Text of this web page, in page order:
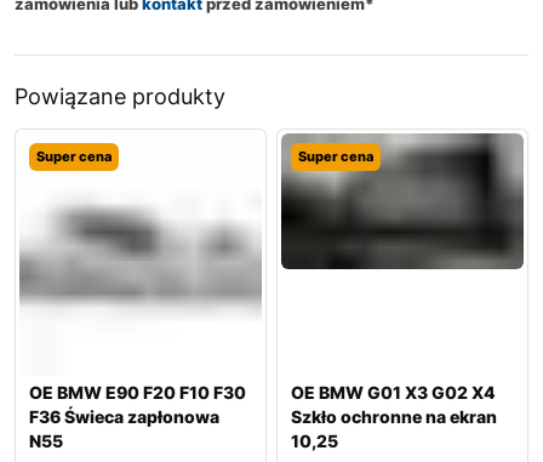
Powiązane produkty
Super cena
OE BMW E90 F20 F10 F30
F36 Świeca zapłonowa
N55
Super cena
OE BMW G01 X3 G02 X4
Szkło ochronne na ekran
10,25